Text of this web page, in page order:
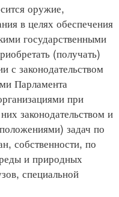
оружие,
в целях обеспечения
государственными
(получать)
с законодательством
Парламента
при
законодательством и
задач по
собственности, по
и природных
специальной